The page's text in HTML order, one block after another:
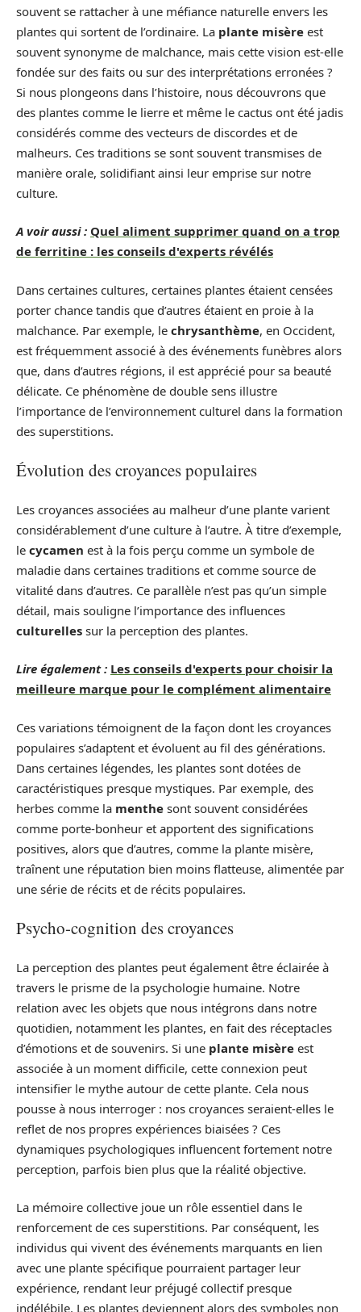
souvent se rattacher à une méfiance naturelle envers les
plantes qui sortent de l’ordinaire. La plante misère est
souvent synonyme de malchance, mais cette vision est-elle
fondée sur des faits ou sur des interprétations erronées ?
Si nous plongeons dans l’histoire, nous découvrons que
des plantes comme le lierre et même le cactus ont été jadis
considérés comme des vecteurs de discordes et de
malheurs. Ces traditions se sont souvent transmises de
manière orale, solidifiant ainsi leur emprise sur notre
culture.
A voir aussi : Quel aliment supprimer quand on a trop
de ferritine : les conseils d'experts révélés
Dans certaines cultures, certaines plantes étaient censées
porter chance tandis que d’autres étaient en proie à la
malchance. Par exemple, le chrysanthème, en Occident,
est fréquemment associé à des événements funèbres alors
que, dans d’autres régions, il est apprécié pour sa beauté
délicate. Ce phénomène de double sens illustre
l’importance de l’environnement culturel dans la formation
des superstitions.
Évolution des croyances populaires
Les croyances associées au malheur d’une plante varient
considérablement d’une culture à l’autre. À titre d’exemple,
le cycamen est à la fois perçu comme un symbole de
maladie dans certaines traditions et comme source de
vitalité dans d’autres. Ce parallèle n’est pas qu’un simple
détail, mais souligne l’importance des influences
culturelles sur la perception des plantes.
Lire également : Les conseils d'experts pour choisir la
meilleure marque pour le complément alimentaire
Ces variations témoignent de la façon dont les croyances
populaires s’adaptent et évoluent au fil des générations.
Dans certaines légendes, les plantes sont dotées de
caractéristiques presque mystiques. Par exemple, des
herbes comme la menthe sont souvent considérées
comme porte-bonheur et apportent des significations
positives, alors que d’autres, comme la plante misère,
traînent une réputation bien moins flatteuse, alimentée par
une série de récits et de récits populaires.
Psycho-cognition des croyances
La perception des plantes peut également être éclairée à
travers le prisme de la psychologie humaine. Notre
relation avec les objets que nous intégrons dans notre
quotidien, notamment les plantes, en fait des réceptacles
d’émotions et de souvenirs. Si une plante misère est
associée à un moment difficile, cette connexion peut
intensifier le mythe autour de cette plante. Cela nous
pousse à nous interroger : nos croyances seraient-elles le
reflet de nos propres expériences biaisées ? Ces
dynamiques psychologiques influencent fortement notre
perception, parfois bien plus que la réalité objective.
La mémoire collective joue un rôle essentiel dans le
renforcement de ces superstitions. Par conséquent, les
individus qui vivent des événements marquants en lien
avec une plante spécifique pourraient partager leur
expérience, rendant leur préjugé collectif presque
indélébile. Les plantes deviennent alors des symboles non